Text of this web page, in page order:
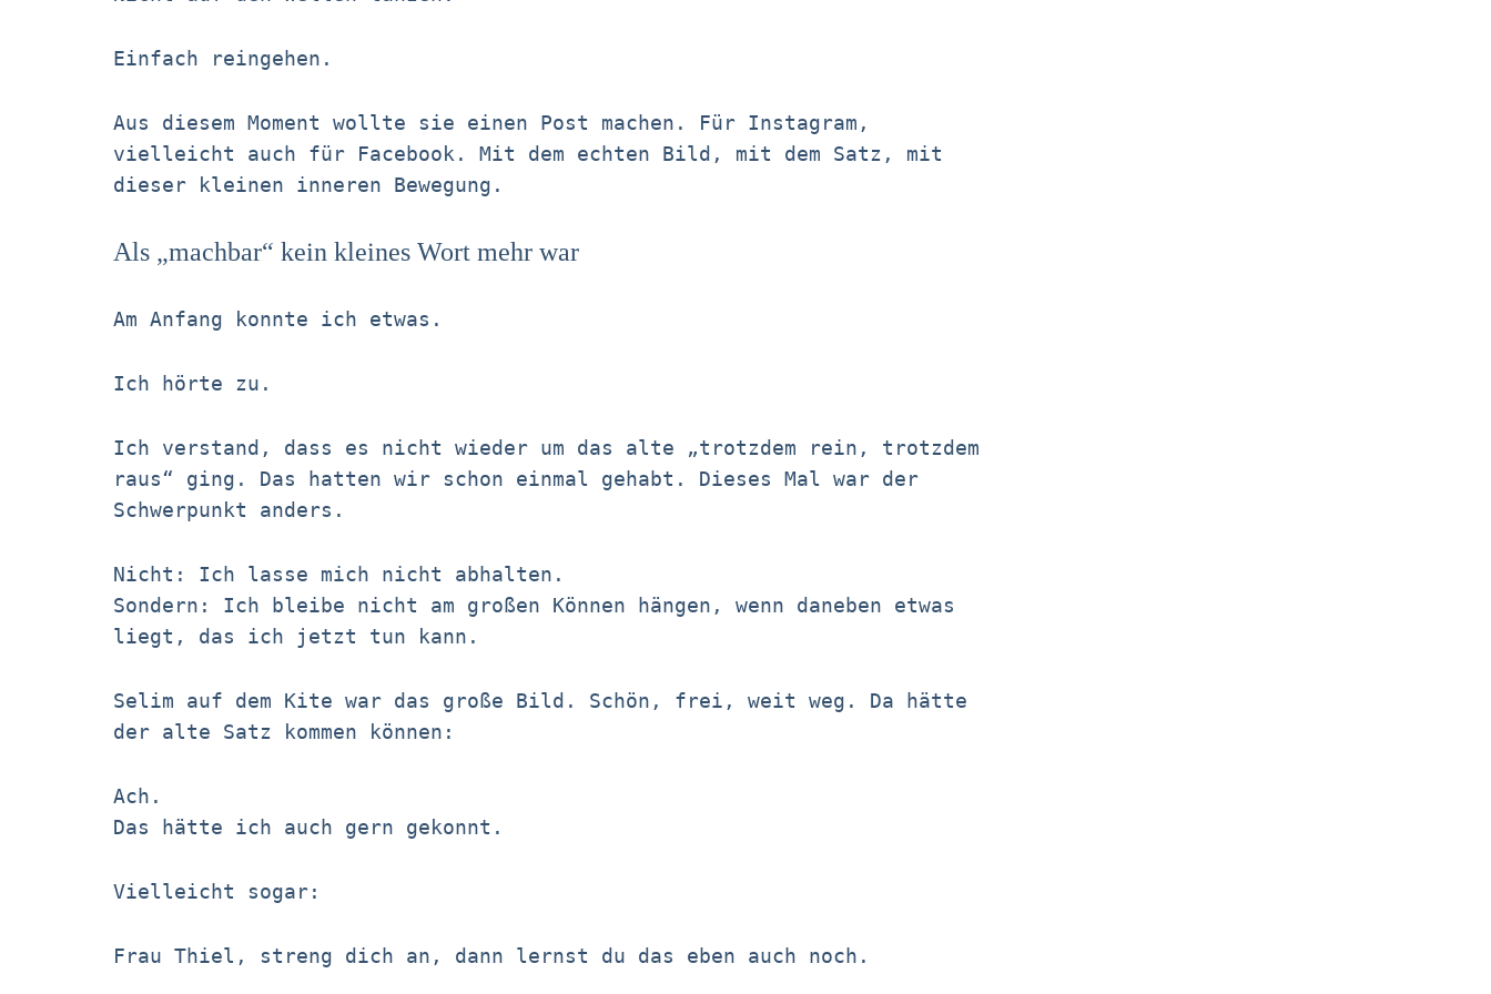
Einfach reingehen.
Aus diesem Moment wollte sie einen Post machen. Für Instagram,
vielleicht auch für Facebook. Mit dem echten Bild, mit dem Satz, mit
dieser kleinen inneren Bewegung.
Als „machbar“ kein kleines Wort mehr war
Am Anfang konnte ich etwas.
Ich hörte zu.
Ich verstand, dass es nicht wieder um das alte „trotzdem rein, trotzdem
raus“ ging. Das hatten wir schon einmal gehabt. Dieses Mal war der
Schwerpunkt anders.
Nicht: Ich lasse mich nicht abhalten.
Sondern: Ich bleibe nicht am großen Können hängen, wenn daneben etwas
liegt, das ich jetzt tun kann.
Selim auf dem Kite war das große Bild. Schön, frei, weit weg. Da hätte
der alte Satz kommen können:
Ach.
Das hätte ich auch gern gekonnt.
Vielleicht sogar:
Frau Thiel, streng dich an, dann lernst du das eben auch noch.